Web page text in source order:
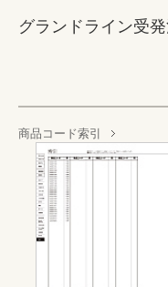
グランドライン受
商品コード索引